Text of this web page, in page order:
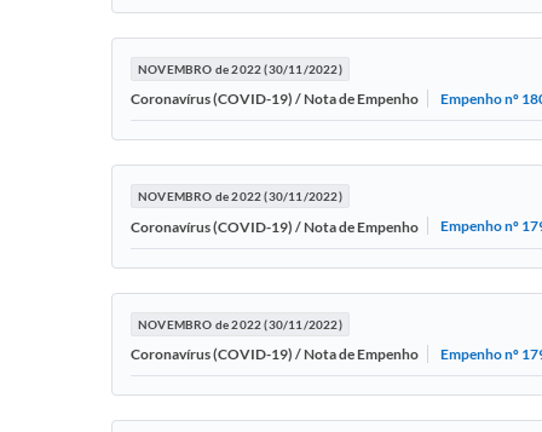
NOVEMBRO de 2022 (30/11/2022)
Coronavírus (COVID-19) / Nota de Empenho Empenho nº
NOVEMBRO de 2022 (30/11/2022)
Coronavírus (COVID-19) / Nota de Empenho Empenho nº
NOVEMBRO de 2022 (30/11/2022)
Coronavírus (COVID-19) / Nota de Empenho Empenho nº